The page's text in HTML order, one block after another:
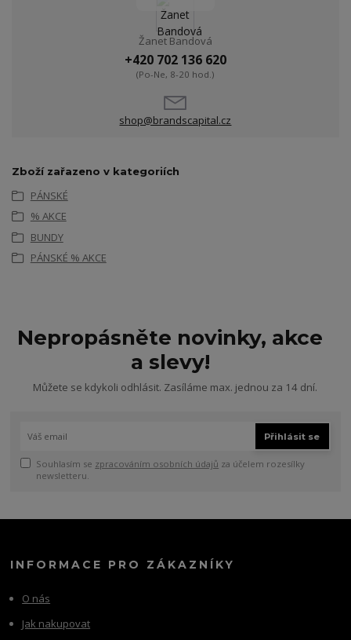
Žanet Bandová
+420 702 136 620
(Po-Ne, 8-20 hod.)
shop@brandscapital.cz
Zboží zařazeno v kategoriích
PÁNSKÉ
% AKCE
BUNDY
PÁNSKÉ % AKCE
Nepropásněte novinky, akce
a slevy!
Můžete se kdykoli odhlásit. Zasíláme max. jednou za 14 dní.
Přihlásit se
Souhlasím se zpracováním osobních údajů za účelem rozesílky
newsletteru.
INFORMACE PRO ZÁKAZNÍKY
O nás
Jak nakupovat